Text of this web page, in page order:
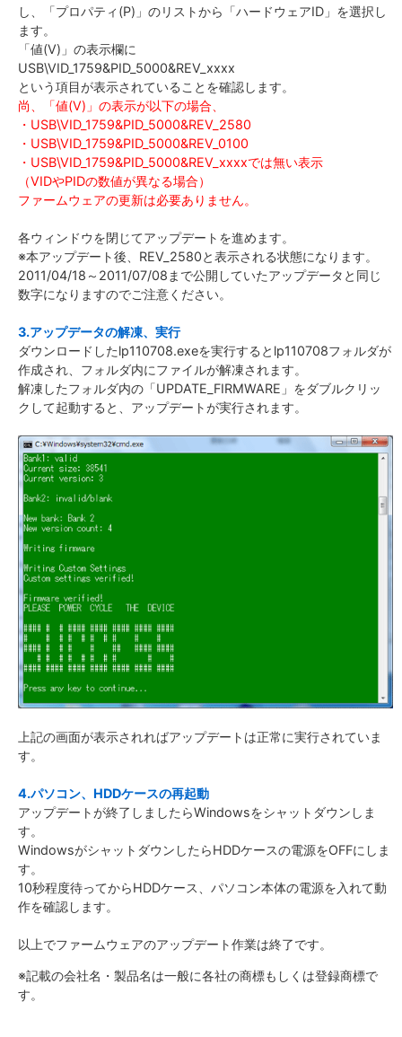
し、「プロパティ(P)」のリストから「ハードウェアID」を選択し
ます。
「値(V)」の表示欄に
USB\VID_1759&PID_5000&REV_xxxx
という項目が表示されていることを確認します。
尚、「値(V)」の表示が以下の場合、
・USB\VID_1759&PID_5000&REV_2580
・USB\VID_1759&PID_5000&REV_0100
・USB\VID_1759&PID_5000&REV_xxxxでは無い表示
（VIDやPIDの数値が異なる場合）
ファームウェアの更新は必要ありません。
各ウィンドウを閉じてアップデートを進めます。
※本アップデート後、REV_2580と表示される状態になります。
2011/04/18～2011/07/08まで公開していたアップデータと同じ
数字になりますのでご注意ください。
3.アップデータの解凍、実行
ダウンロードしたlp110708.exeを実行するとlp110708フォルダが
作成され、フォルダ内にファイルが解凍されます。
解凍したフォルダ内の「UPDATE_FIRMWARE」をダブルクリッ
クして起動すると、アップデートが実行されます。
上記の画面が表示されればアップデートは正常に実行されていま
す。
4.パソコン、HDDケースの再起動
アップデートが終了しましたらWindowsをシャットダウンしま
す。
WindowsがシャットダウンしたらHDDケースの電源をOFFにしま
す。
10秒程度待ってからHDDケース、パソコン本体の電源を入れて動
作を確認します。
以上でファームウェアのアップデート作業は終了です。
※記載の会社名・製品名は一般に各社の商標もしくは登録商標で
す。